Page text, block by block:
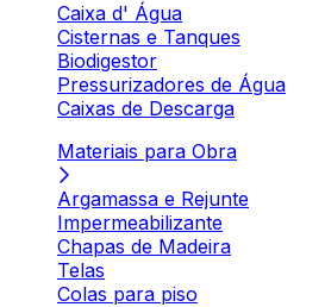
Caixa d' Água
Cisternas e Tanques
Biodigestor
Pressurizadores de Água
Caixas de Descarga
Materiais para Obra
Argamassa e Rejunte
Impermeabilizante
Chapas de Madeira
Telas
Colas para piso